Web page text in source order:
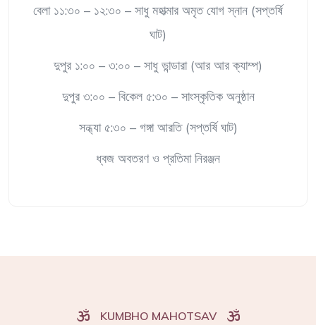
বেলা ১১:৩০ – ১২:৩০ – সাধু মহাত্মার অমৃত যোগ স্নান (সপ্তর্ষি
ঘাট)
দুপুর ১:০০ – ৩:০০ – সাধু ভান্ডারা (আর আর ক্যাম্প)
দুপুর ৩:০০ – বিকেল ৫:৩০ – সাংস্কৃতিক অনুষ্ঠান
সন্ধ্যা ৫:৩০ – গঙ্গা আরতি (সপ্তর্ষি ঘাট)
ধ্বজ অবতরণ ও প্রতিমা নিরঞ্জন
KUMBHO MAHOTSAV